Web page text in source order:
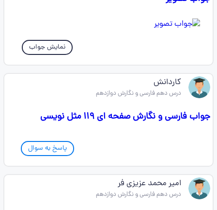
نمایش جواب
کاردانش
درس دهم فارسی و نگارش دوازدهم
جواب فارسی و نگارش صفحه ای ۱۱۹ مثل نویسی
پاسخ به سوال
امیر محمد عزیزی فر
درس دهم فارسی و نگارش دوازدهم